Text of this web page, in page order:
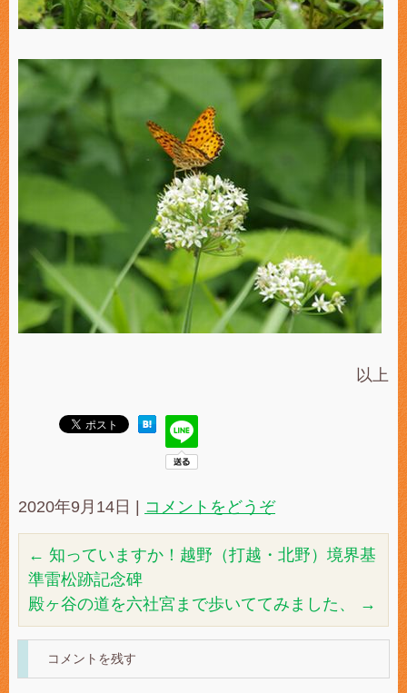
以上
2020年9月14日 コメントをどうぞ
← 知っていますか！越野（打越・北野）境界基
準雷松跡記念碑
殿ヶ谷の道を六社宮まで歩いててみました、
→
コメントを残す